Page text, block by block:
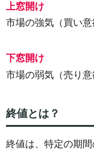
上窓開け
市場の強気（買い
下窓開け
市場の弱気（売り
終値とは？
終値は、特定の期